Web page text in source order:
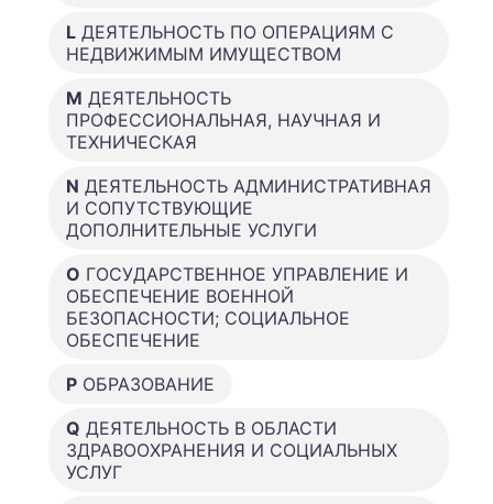
L ДЕЯТЕЛЬНОСТЬ ПО ОПЕРАЦИЯМ С
НЕДВИЖИМЫМ ИМУЩЕСТВОМ
M ДЕЯТЕЛЬНОСТЬ
ПРОФЕССИОНАЛЬНАЯ, НАУЧНАЯ И
ТЕХНИЧЕСКАЯ
N ДЕЯТЕЛЬНОСТЬ АДМИНИСТРАТИВНАЯ
И СОПУТСТВУЮЩИЕ
ДОПОЛНИТЕЛЬНЫЕ УСЛУГИ
O ГОСУДАРСТВЕННОЕ УПРАВЛЕНИЕ И
ОБЕСПЕЧЕНИЕ ВОЕННОЙ
БЕЗОПАСНОСТИ; СОЦИАЛЬНОЕ
ОБЕСПЕЧЕНИЕ
P ОБРАЗОВАНИЕ
Q ДЕЯТЕЛЬНОСТЬ В ОБЛАСТИ
ЗДРАВООХРАНЕНИЯ И СОЦИАЛЬНЫХ
УСЛУГ